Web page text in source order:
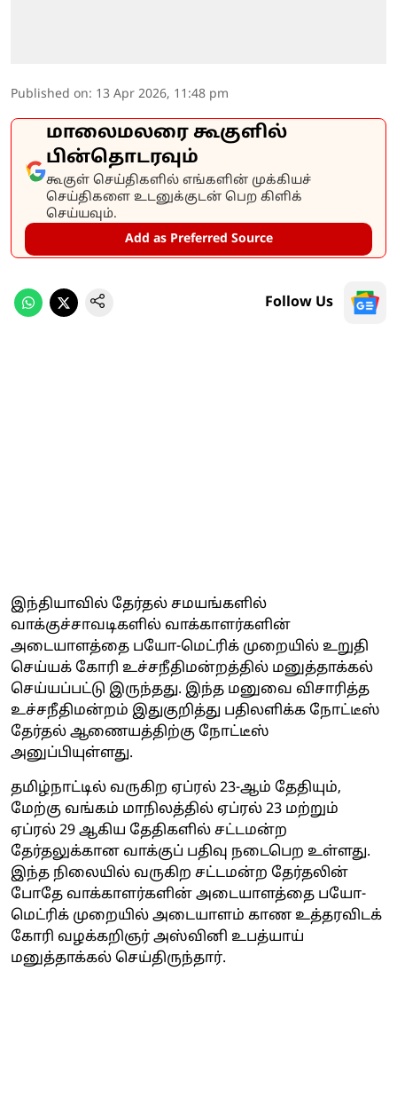
Published on: 13 Apr 2026, 11:48 pm
மாலைமலரை கூகுளில்
பின்தொடரவும்
கூகுள் செய்திகளில் எங்களின் முக்கியச்
செய்திகளை உடனுக்குடன் பெற கிளிக்
செய்யவும்.
Add as Preferred Source
Follow Us
இந்தியாவில் தேர்தல் சமயங்களில்
வாக்குச்சாவடிகளில் வாக்காளர்களின்
அடையாளத்தை பயோ-மெட்ரிக் முறையில் உறுதி
செய்யக் கோரி உச்சநீதிமன்றத்தில் மனுத்தாக்கல்
செய்யப்பட்டு இருந்தது. இந்த மனுவை விசாரித்த
உச்சநீதிமன்றம் இதுகுறித்து பதிலளிக்க நோட்டீஸ்
தேர்தல் ஆணையத்திற்கு நோட்டீஸ்
அனுப்பியுள்ளது.
தமிழ்நாட்டில் வருகிற ஏப்ரல் 23-ஆம் தேதியும்,
மேற்கு வங்கம் மாநிலத்தில் ஏப்ரல் 23 மற்றும்
ஏப்ரல் 29 ஆகிய தேதிகளில் சட்டமன்ற
தேர்தலுக்கான வாக்குப் பதிவு நடைபெற உள்ளது.
இந்த நிலையில் வருகிற சட்டமன்ற தேர்தலின்
போதே வாக்காளர்களின் அடையாளத்தை பயோ-
மெட்ரிக் முறையில் அடையாளம் காண உத்தரவிடக்
கோரி வழக்கறிஞர் அஸ்வினி உபத்யாய்
மனுத்தாக்கல் செய்திருந்தார்.